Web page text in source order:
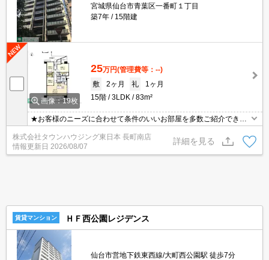
宮城県仙台市青葉区一番町１丁目
築7年
15階建
画像：19枚
25万円(管理費等：--)
敷
2ヶ月 礼
1ヶ月
15階
3LDK 83m²
★お客様のニーズに合わせて条件のいいお部屋を多数ご紹介できま
す★賃貸物件のお部屋探しはタウンハウジングへ
株式会社タウンハウジング東日本 長町南店
情報更新日 2026/08/07
詳細を見る
賃貸マンション ＨＦ西公園レジデンス
仙台市営地下鉄東西線/大町西公園駅 徒歩7分